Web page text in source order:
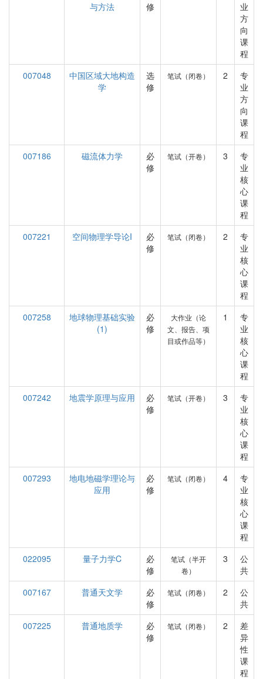
与方法
修
业
方
向
课
程
007048
中国区域大地构造
学
选
修
笔试（闭卷） 2
专
业
方
向
课
程
007186
磁流体力学
必
修
笔试（开卷） 3
专
业
核
心
课
程
007221
空间物理学导论I
必
修
笔试（闭卷） 2
专
业
核
心
课
程
007258
地球物理基础实验
(1)
必
修
大作业（论
文、报告、项
目或作品等）
1
专
业
核
心
课
程
007242
地震学原理与应用
必
修
笔试（开卷） 3
专
业
核
心
课
程
007293
地电地磁学理论与
应用
必
修
笔试（闭卷） 4
专
业
核
心
课
程
022095
量子力学C
必
修
笔试（半开
卷）
3
公
共
007167
普通天文学
必
修
笔试（闭卷） 2
公
共
007225
普通地质学
必
修
笔试（闭卷） 2
差
异
性
课
程